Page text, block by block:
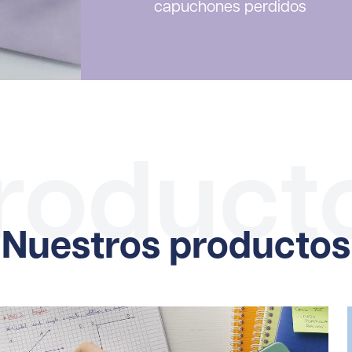
capuchones perdidos
Nuestros productos